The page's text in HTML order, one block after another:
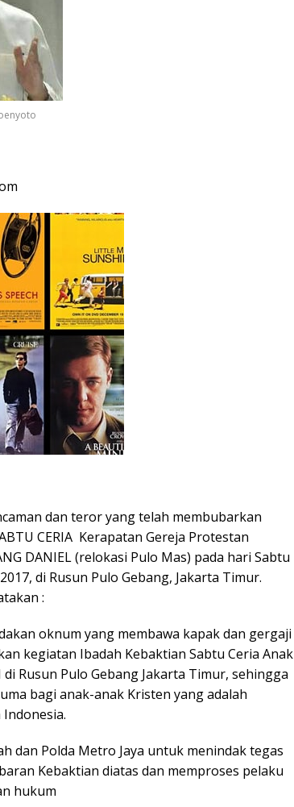
dan teror yang telah membubarkan
CERIA Kerapatan Gereja Protestan
DANIEL (relokasi Pulo Mas) pada hari Sabtu
di Rusun Pulo Gebang, Jakarta Timur.
:
oknum yang membawa kapak dan gergaji
kegiatan Ibadah Kebaktian Sabtu Ceria Anak
Rusun Pulo Gebang Jakarta Timur, sehingga
bagi anak-anak Kristen yang adalah
dan Polda Metro Jaya untuk menindak tegas
Kebaktian diatas dan memproses pelaku
hukum